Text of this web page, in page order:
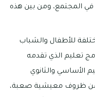
في المجتمع، ومن بين هذه
للأطفال والشباب
تعليم الذي تقدمه
الأساسي والثانوي
من ظروف معيشية صعبة،